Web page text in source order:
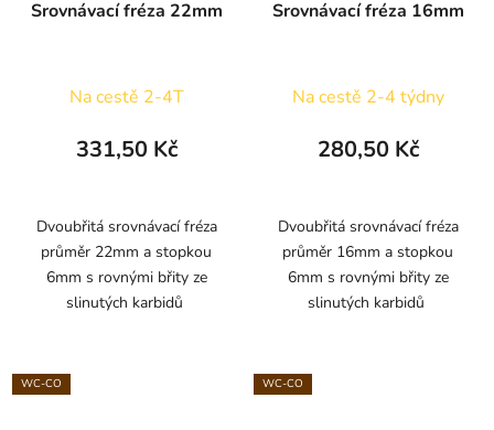
Srovnávací fréza 22mm
Na cestě 2-4T
331,50 Kč
Dvoubřitá srovnávací fréza
průměr 22mm a stopkou
6mm s rovnými břity ze
slinutých karbidů
Srovnávací fréza 16mm
Na cestě 2-4 týdny
280,50 Kč
Dvoubřitá srovnávací fréza
průměr 16mm a stopkou
6mm s rovnými břity ze
slinutých karbidů
WC-CO WC-CO